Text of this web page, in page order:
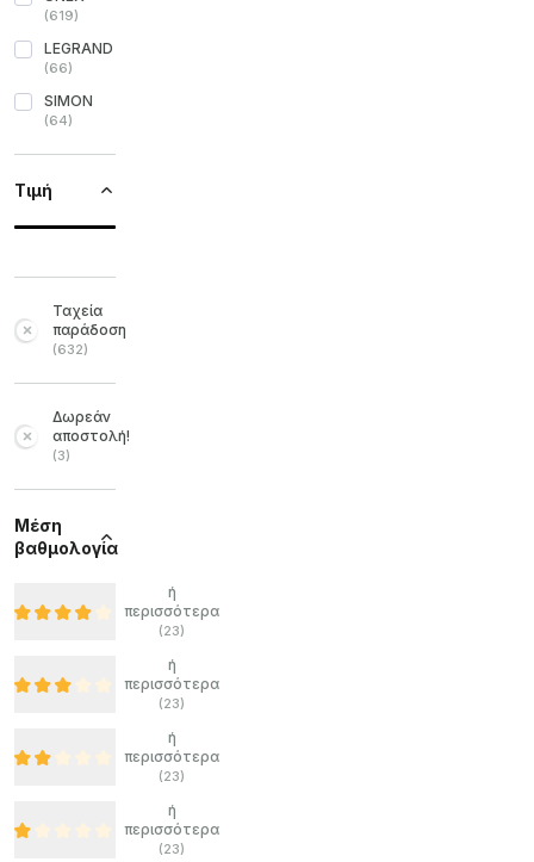
(619)
LEGRAND
(66)
SIMON
(64)
Τιμή
Ταχεία
παράδοση
(632)
Δωρεάν
αποστολή!
(3)
Μέση
βαθμολογία
ή
περισσότερα
(23)
ή
περισσότερα
(23)
ή
περισσότερα
(23)
ή
περισσότερα
(23)